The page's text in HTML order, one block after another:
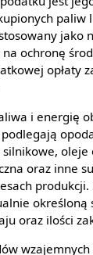
paliw
jako
ochronę
opłaty
i energię
oleje
oraz inne
produkcji.
określoną
oraz ilości